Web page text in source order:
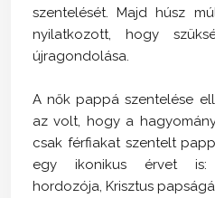
szentelését. Majd húsz
nyilatkozott, hogy
újragondolása.
A nők pappá szentelése
az volt, hogy a
csak férfiakat szentelt
egy ikonikus érvet is:
hordozója, Krisztus